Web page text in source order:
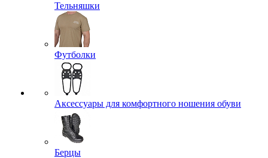
Тельняшки
Футболки
Аксессуары для комфортного ношения обуви
Берцы